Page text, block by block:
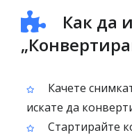
Как да
Качете
искате да
Стартирайте